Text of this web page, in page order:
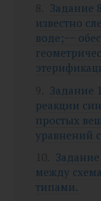
Задание
известно
воде;−−
Задание
реакции
простых
уравнений
Задание
между
типами.